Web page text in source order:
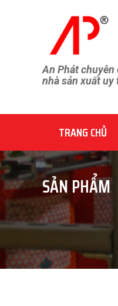
An Phát
nhà sản xuất
TRANG CHỦ
SẢN PHẨM